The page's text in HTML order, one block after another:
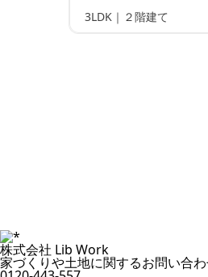
3LDK｜２階建て
株式会社 Lib Work
家づくりや土地に関するお問い合